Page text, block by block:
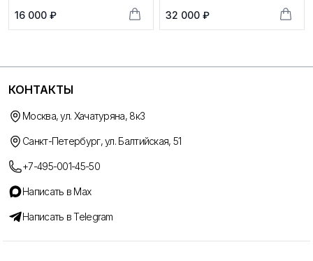
16 000 ₽ 32 000 ₽
КОНТАКТЫ
Москва, ул. Хачатуряна, 8к3
Санкт-Петербург, ул. Балтийская, 51
+7-495-001-45-50
Написать в Max
Написать в Telegram